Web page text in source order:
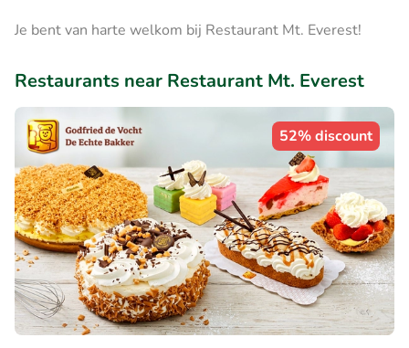
Je bent van harte welkom bij Restaurant Mt. Everest!
Restaurants near Restaurant Mt. Everest
52% discount